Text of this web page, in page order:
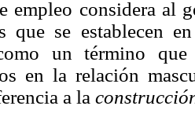
empleo considera al
que se establecen
un término
en la relación
a la